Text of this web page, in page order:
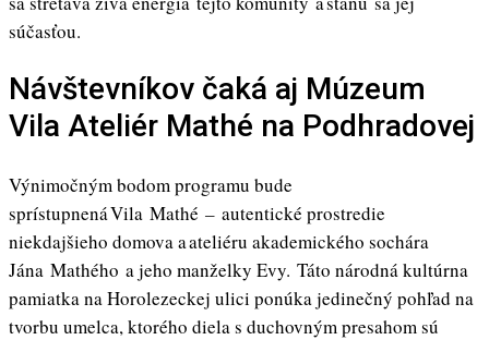
súčasťou.
Návštevníkov čaká aj Múzeum
Vila Ateliér Mathé na Podhradovej
Výnimočným bodom programu bude
sprístupnená Vila Mathé – autentické prostredie
niekdajšieho domova a ateliéru akademického sochára
Jána Mathého a jeho manželky Evy. Táto národná kultúrna
pamiatka na Horolezeckej ulici ponúka jedinečný pohľad na
tvorbu umelca, ktorého diela s duchovným presahom sú